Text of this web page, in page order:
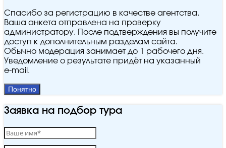
Спасибо за регистрацию в качестве агентства.
Ваша анкета отправлена на проверку
администратору. После подтверждения вы получите
доступ к дополнительным разделам сайта.
Обычно модерация занимает до 1 рабочего дня.
Уведомление о результате придёт на указанный
e‑mail.
Понятно
Заявка на подбор тура